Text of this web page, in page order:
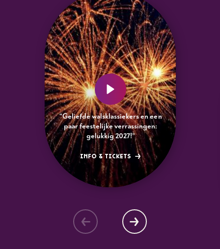
“Geliefde walsklassiekers en een
paar feestelijke verrassingen:
gelukkig 2027!”
INFO & TICKETS